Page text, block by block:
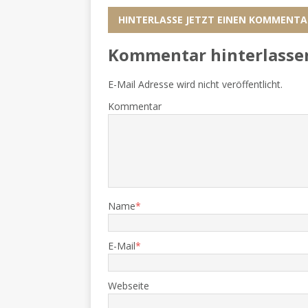
HINTERLASSE JETZT EINEN
Kommentar
E-Mail Adresse wird nicht veröffentlicht.
Kommentar
Name*
E-Mail*
Webseite